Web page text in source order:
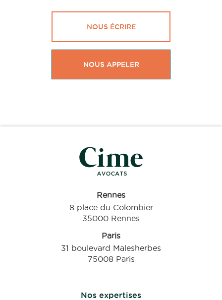
NOUS ÉCRIRE
NOUS APPELER
Rennes
8 place du Colombier
35000 Rennes
Paris
31 boulevard Malesherbes
75008 Paris
Nos expertises